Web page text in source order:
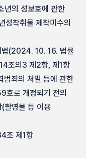
년의 성보호에 관한
성착취물 제작미수의
법(2024. 10. 16. 법률
조의3 제2항, 제1항
범죄의 처벌 등에 관한
로 개정되기 전의
촬영물 등 이용
조 제1항